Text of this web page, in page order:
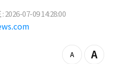
2026-07-09 14:28:00
z
Z